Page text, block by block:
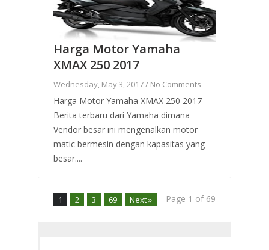
Harga Motor Yamaha
XMAX 250 2017
Wednesday, May 3, 2017 / No Comments
Harga Motor Yamaha XMAX 250 2017-
Berita terbaru dari Yamaha dimana
Vendor besar ini mengenalkan motor
matic bermesin dengan kapasitas yang
besar....
Page 1 of 69
1 2 3 69 Next »